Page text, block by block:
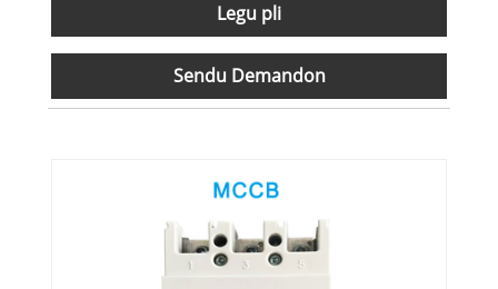
Legu pli
Sendu Demandon